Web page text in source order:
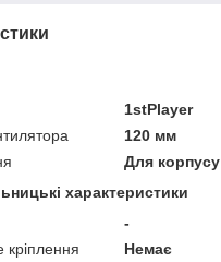
1stPlayer
120 мм
Для корпусу
характеристики
-
кріплення
Немає